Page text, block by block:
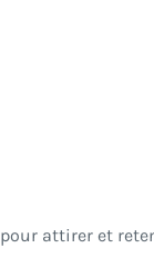
pour attirer et